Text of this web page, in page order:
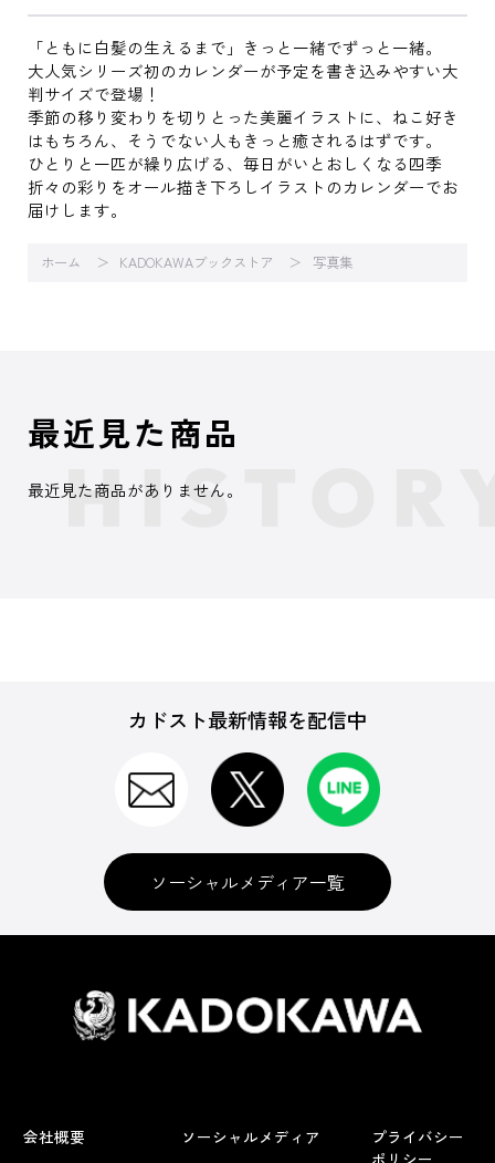
「ともに白髪の生えるまで」きっと一緒でずっと一緒。
大人気シリーズ初のカレンダーが予定を書き込みやすい大
判サイズで登場！
季節の移り変わりを切りとった美麗イラストに、ねこ好き
はもちろん、そうでない人もきっと癒されるはずです。
ひとりと一匹が繰り広げる、毎日がいとおしくなる四季
折々の彩りをオール描き下ろしイラストのカレンダーでお
届けします。
ホーム KADOKAWAブックストア 写真集
最近見た商品
最近見た商品がありません。
カドスト最新情報を配信中
ソーシャルメディア一覧
会社概要
ソーシャルメディア
プライバシー
ポリシー